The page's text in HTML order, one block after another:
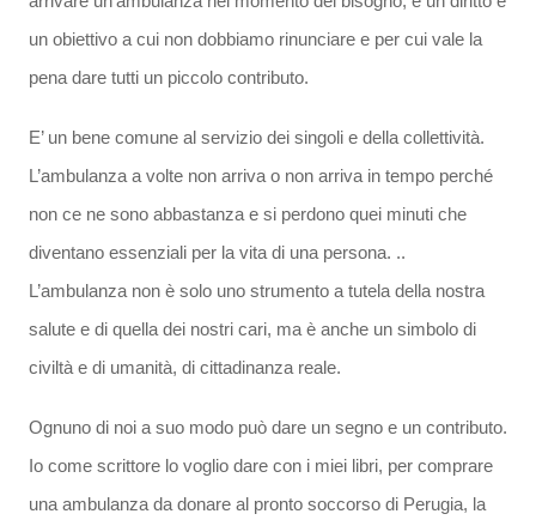
un obiettivo a cui non dobbiamo rinunciare e per cui vale la
pena dare tutti un piccolo contributo.
E’ un bene comune al servizio dei singoli e della collettività.
L’ambulanza a volte non arriva o non arriva in tempo perché
non ce ne sono abbastanza e si perdono quei minuti che
diventano essenziali per la vita di una persona. ..
L’ambulanza non è solo uno strumento a tutela della nostra
salute e di quella dei nostri cari, ma è anche un simbolo di
civiltà e di umanità, di cittadinanza reale.
Ognuno di noi a suo modo può dare un segno e un contributo.
Io come scrittore lo voglio dare con i miei libri, per comprare
una ambulanza da donare al pronto soccorso di Perugia, la